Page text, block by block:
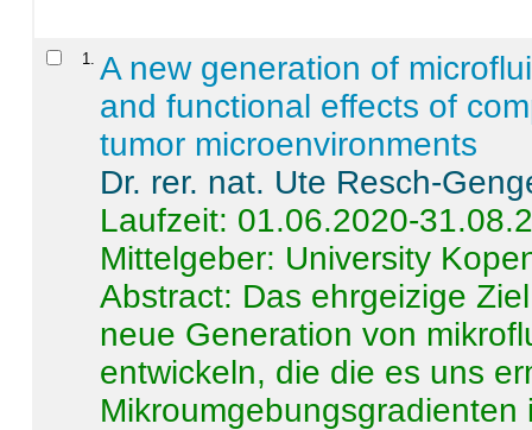
1
A new generation of
and functional effects of
tumor microenvironments
Dr. rer. nat. Ute Resch-
Laufzeit: 01.06.2020-
Mittelgeber: University
Abstract: Das ehrgeizige
neue Generation von
entwickeln, die die es uns
Mikroumgebungsgradienten